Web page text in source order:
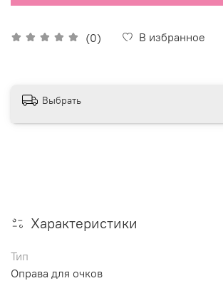
(0) В избранное
Выбрать
Характеристики
Тип
Оправа для очков